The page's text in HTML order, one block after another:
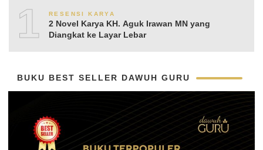
10RESENSI KARYA
2 Novel Karya KH. Aguk Irawan MN yang
Diangkat ke Layar Lebar
BUKU BEST SELLER DAWUH GURU